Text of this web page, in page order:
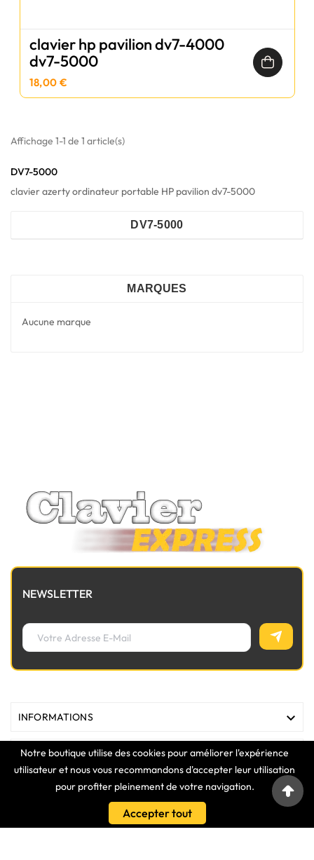
Notre boutique utilise des cookies pour améliorer l'expérience
utilisateur et nous vous recommandons d'accepter leur utilisation
pour profiter pleinement de votre navigation.
Accepter tout
clavier hp pavilion dv7-4000
dv7-5000
18,00 €
Affichage 1-1 de 1 article(s)
DV7-5000
clavier azerty ordinateur portable HP pavilion dv7-5000
DV7-5000
MARQUES
Aucune marque
NEWSLETTER
INFORMATIONS 
MAGASIN 

VOTRE COMPTE 